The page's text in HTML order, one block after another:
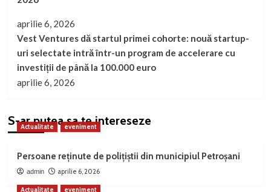
aprilie 6, 2026
Vest Ventures dă startul primei cohorte: nouă startup-
uri selectate intră într-un program de accelerare cu
investiții de până la 100.000 euro
aprilie 6, 2026
S-ar putea sa te intereseze
Actualitate eveniment
Persoane reținute de polițiștii din municipiul Petroșani
admin aprilie 6, 2026
Actualitate eveniment